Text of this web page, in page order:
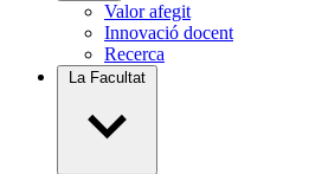
Valor afegit
Innovació docent
Recerca
La Facultat